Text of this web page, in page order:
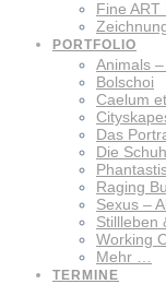
Fine ART
PORTFOLIO
Animals
Bolschoi
Caelum
Das
Die
Raging
Sexus –
Stillleben
Working
Mehr …
TERMINE